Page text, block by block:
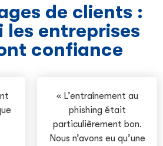
de clients :
les entreprises
confiance
« L’entraînement au
phishing était
particulièrement bon.
Nous n’avons eu qu’une